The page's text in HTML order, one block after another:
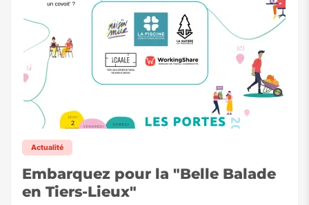
Actualité
Embarquez pour la "Belle Balade
en Tiers-Lieux"